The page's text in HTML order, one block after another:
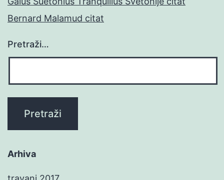
Bernard Malamud citat
Pretraži…
Arhiva